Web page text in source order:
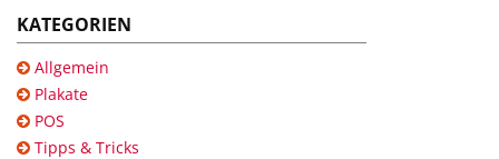
KATEGORIEN
Allgemein
Plakate
POS
Tipps & Tricks